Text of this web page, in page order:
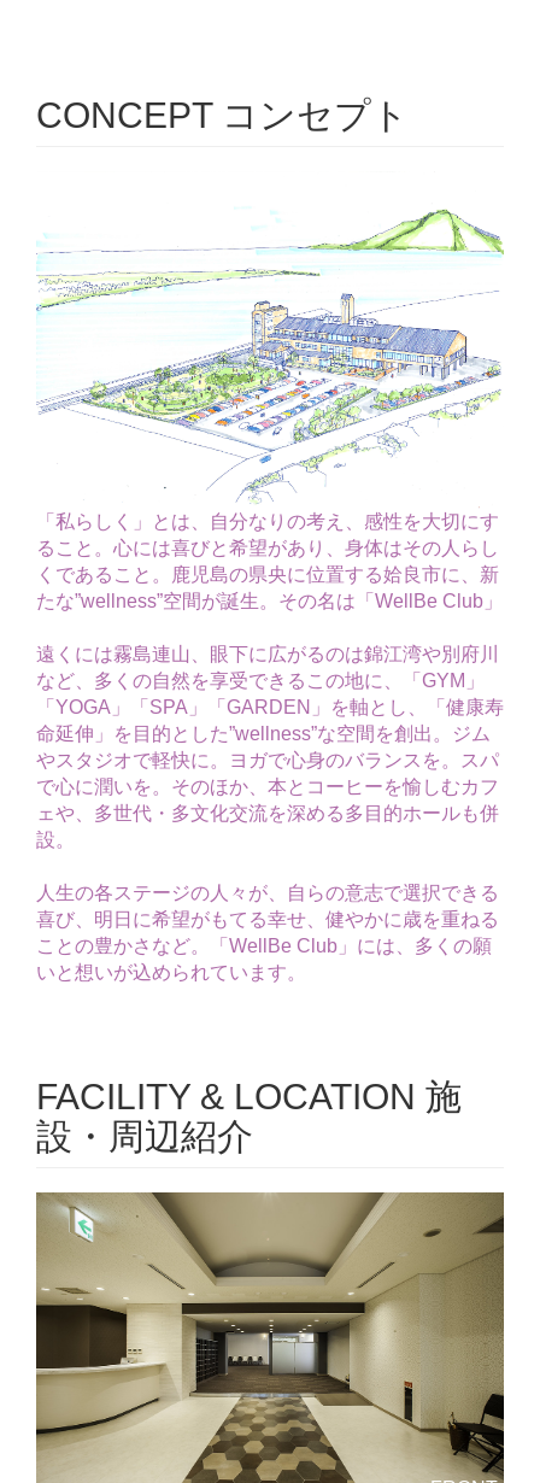
CONCEPT コンセプト
「私らしく」とは、自分なりの考え、感性を大切にす
ること。心には喜びと希望があり、身体はその人らし
くであること。鹿児島の県央に位置する姶良市に、新
たな”wellness”空間が誕生。その名は「WellBe Club」
遠くには霧島連山、眼下に広がるのは錦江湾や別府川
など、多くの自然を享受できるこの地に、「GYM」
「YOGA」「SPA」「GARDEN」を軸とし、「健康寿
命延伸」を目的とした”wellness”な空間を創出。ジム
やスタジオで軽快に。ヨガで心身のバランスを。スパ
で心に潤いを。そのほか、本とコーヒーを愉しむカフ
ェや、多世代・多文化交流を深める多目的ホールも併
設。
人生の各ステージの人々が、自らの意志で選択できる
喜び、明日に希望がもてる幸せ、健やかに歳を重ねる
ことの豊かさなど。「WellBe Club」には、多くの願
いと想いが込められています。
FACILITY & LOCATION 施
設・周辺紹介